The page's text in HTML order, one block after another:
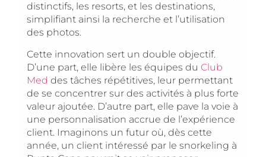
distinctifs, les resorts, et les destinations,
simplifiant ainsi la recherche et l’utilisation
des photos.
Cette innovation sert un double objectif.
D’une part, elle libère les équipes du Club
Med des tâches répétitives, leur permettant
de se concentrer sur des activités à plus forte
valeur ajoutée. D’autre part, elle pave la voie à
une personnalisation accrue de l’expérience
client. Imaginons un futur où, dès cette
année, un client intéressé par le snorkeling à